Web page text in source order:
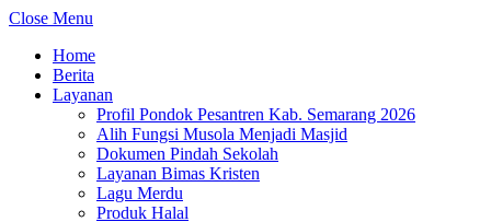
Close Menu
Home
Berita
Layanan
Profil Pondok Pesantren Kab. Semarang 2026
Alih Fungsi Musola Menjadi Masjid
Dokumen Pindah Sekolah
Layanan Bimas Kristen
Lagu Merdu
Produk Halal